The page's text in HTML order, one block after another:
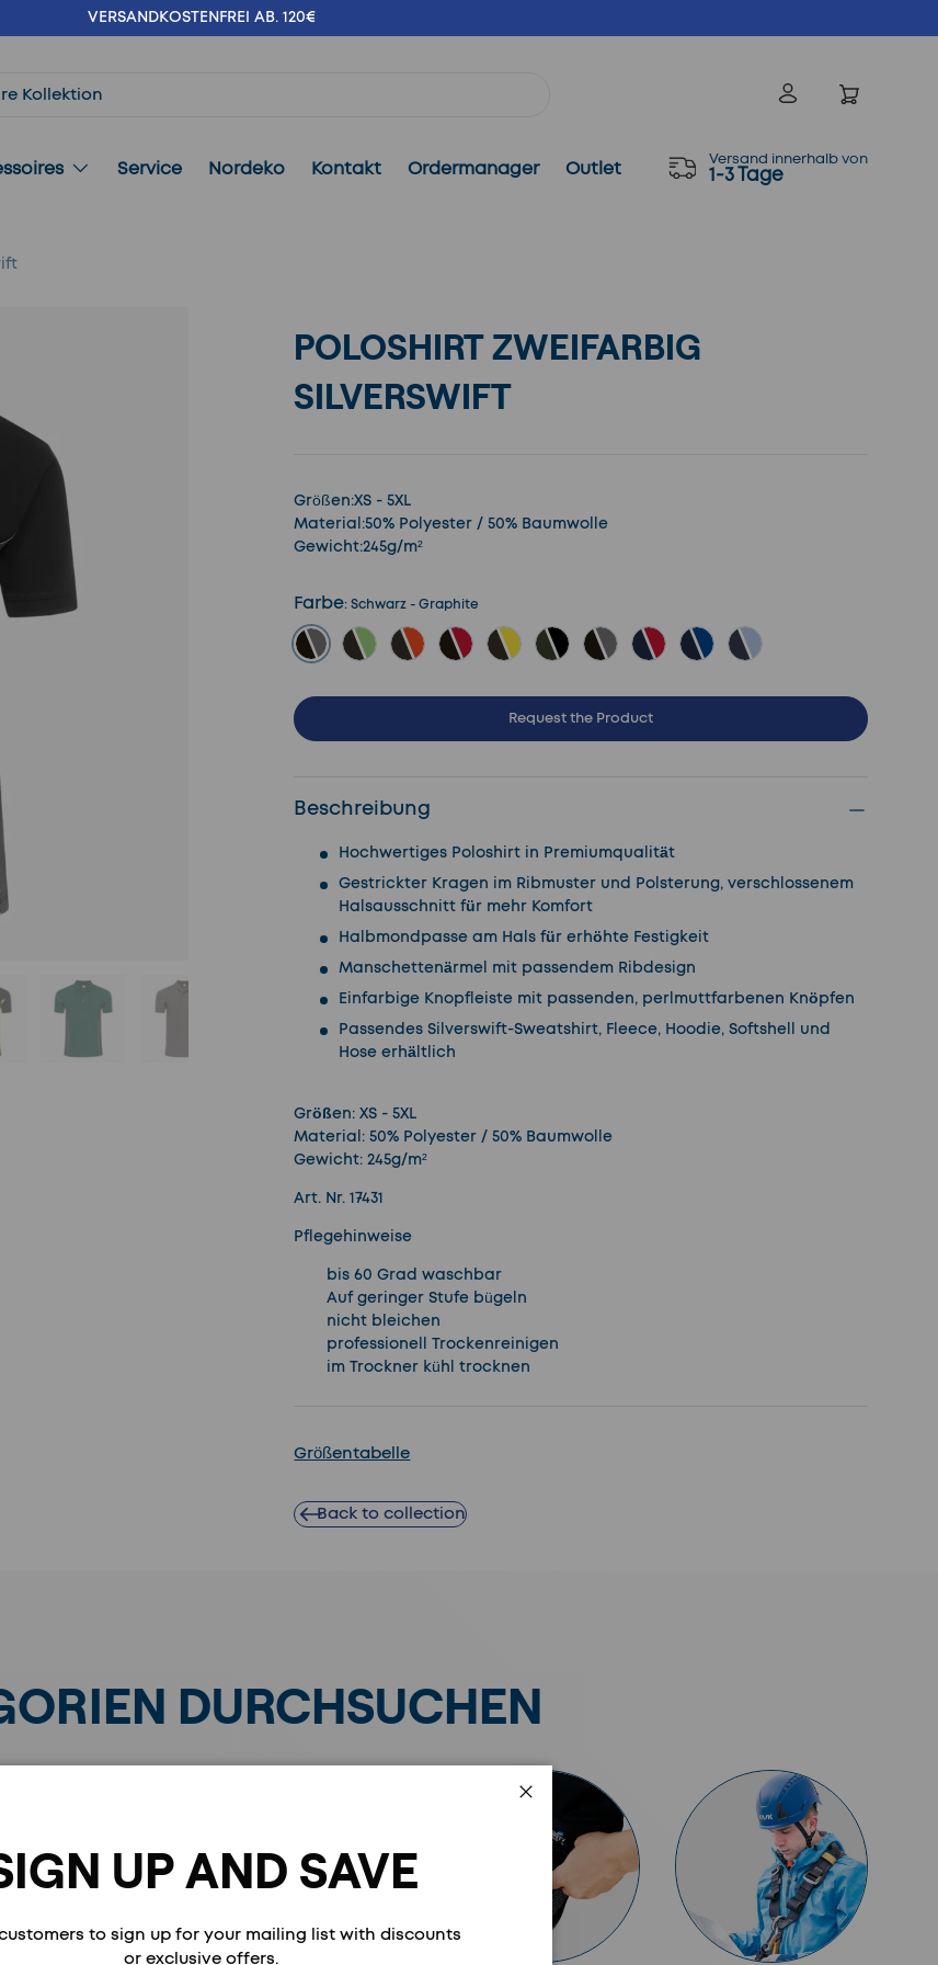
VERSANDKOSTENFREI AB. 120€
Einloggen
Service Nordeko Kontakt Ordermanager Outlet Versand innerhalb von
1-3 Tage
POLOSHIRT ZWEIFARBIG
SILVERSWIFT
Größen:XS - 5XL
Material:50% Polyester / 50% Baumwolle
Gewicht:245g/m²
Farbe:Schwarz - Graphite
Schwarz - Graphite
Request the Product
Beschreibung
Hochwertiges Poloshirt in Premiumqualität
Gestrickter Kragen im Ribmuster und Polsterung, verschlossenem
Halsausschnitt für mehr Komfort
Halbmondpasse am Hals für erhöhte Festigkeit
Manschettenärmel mit passendem Ribdesign
Einfarbige Knopfleiste mit passenden, perlmuttfarbenen Knöpfen
Passendes Silverswift-Sweatshirt, Fleece, Hoodie, Softshell und
Hose erhältlich
Größen:XS - 5XL
Material: 50% Polyester / 50% Baumwolle
Gewicht: 245g/m²
Art. Nr. 17431
Pflegehinweise
bis 60 Grad waschbar
Auf geringer Stufe bügeln
nicht bleichen
professionell Trockenreinigen
im Trockner kühl trocknen
Größentabelle
Back to collection
DURCHSUCHEN
UP AND SAVE
to sign up for your mailing list with discounts
or exclusive offers.